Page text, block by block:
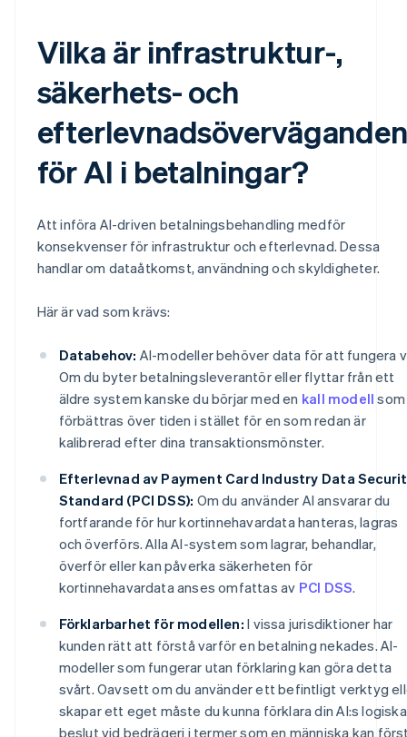
Vilka är infrastruktur-,
säkerhets- och
för AI i betalningar?
Att införa AI-driven betalningsbehandling medför
konsekvenser för infrastruktur och efterlevnad. Dessa
handlar om dataåtkomst, användning och skyldigheter.
Här är vad som krävs:
Databehov: AI-modeller behöver data för att fungera
Om du byter betalningsleverantör eller flyttar från ett
äldre system kanske du börjar med en kall modell som
förbättras över tiden i stället för en som redan är
kalibrerad efter dina transaktionsmönster.
Efterlevnad av Payment Card Industry Data
Standard (PCI DSS): Om du använder AI ansvarar du
fortfarande för hur kortinnehavardata hanteras, lagras
och överförs. Alla AI-system som lagrar, behandlar,
överför eller kan påverka säkerheten för
kortinnehavardata anses omfattas av PCI DSS.
Förklarbarhet för modellen: I vissa jurisdiktioner har
kunden rätt att förstå varför en betalning nekades. AI-
modeller som fungerar utan förklaring kan göra detta
svårt. Oavsett om du använder ett befintligt verktyg
skapar ett eget måste du kunna förklara din AI:s logiska
beslut vid bedrägeri i termer som en människa kan